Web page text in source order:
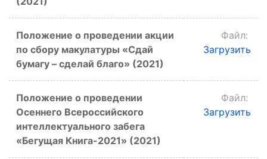
Положение о проведении акции
по сбору макулатуры «Сдай
бумагу – сделай благо» (2021)
Файл:
Загрузить
Положение о проведении
Осеннего Всероссийского
интеллектуального забега
«Бегущая Книга-2021» (2021)
Файл:
Загрузить